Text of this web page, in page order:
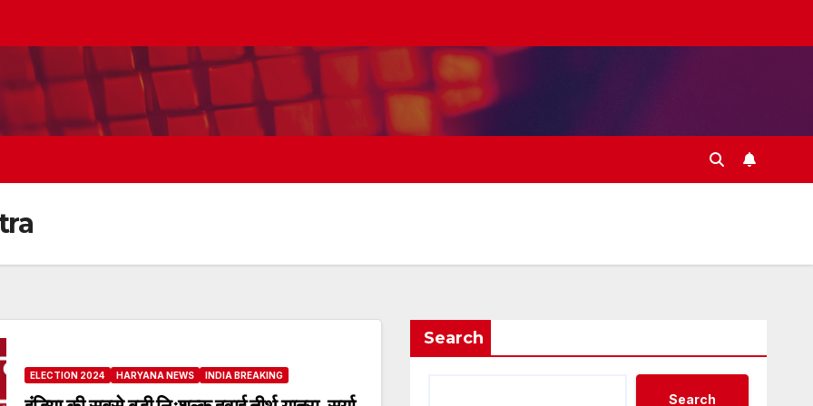
ELECTION 2024 HARYANA NEWS INDIA BREAKING
Search
Search